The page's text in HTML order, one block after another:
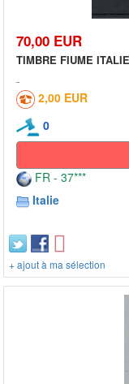
70,00 EUR
TIMBRE FIUME
2,00 EUR
0
FR - 37***
Italie
+ ajout à ma sélection